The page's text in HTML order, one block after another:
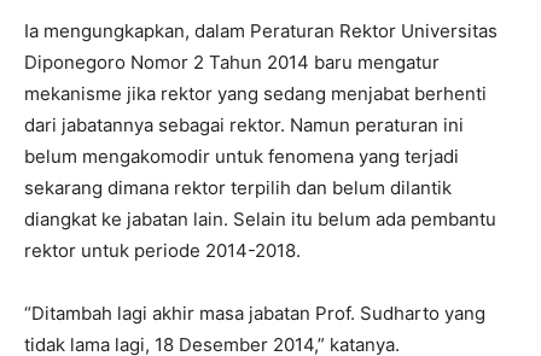
Ia mengungkapkan, dalam Peraturan Rektor Universitas
Diponegoro Nomor 2 Tahun 2014 baru mengatur
mekanisme jika rektor yang sedang menjabat berhenti
dari jabatannya sebagai rektor. Namun peraturan ini
belum mengakomodir untuk fenomena yang terjadi
sekarang dimana rektor terpilih dan belum dilantik
diangkat ke jabatan lain. Selain itu belum ada pembantu
rektor untuk periode 2014-2018.
“Ditambah lagi akhir masa jabatan Prof. Sudharto yang
tidak lama lagi, 18 Desember 2014,” katanya.